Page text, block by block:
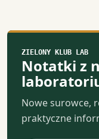
ZIELONY KLUB LAB
Notatki z
Nowe surowce,
praktyczne